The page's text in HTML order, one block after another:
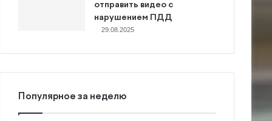
отправить видео с
нарушением ПДД
29.08.2025
Популярное за неделю